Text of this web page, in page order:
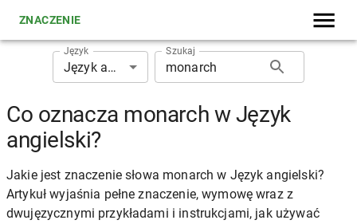
ZNACZENIE
Język
Język angielski
Szukaj
Co oznacza monarch w Język
angielski?
Jakie jest znaczenie słowa monarch w Język angielski?
Artykuł wyjaśnia pełne znaczenie, wymowę wraz z
dwujęzycznymi przykładami i instrukcjami, jak używać